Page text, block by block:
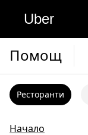
Uber
Помощ
Ресторанти
Начало